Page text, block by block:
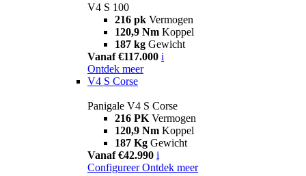
V4 S 100
216 pk Vermogen
120,9 Nm Koppel
187 kg Gewicht
Vanaf €117.000 i
Ontdek meer
V4 S Corse
Panigale V4 S Corse
216 PK Vermogen
120,9 Nm Koppel
187 Kg Gewicht
Vanaf €42.990 i
Configureer Ontdek meer